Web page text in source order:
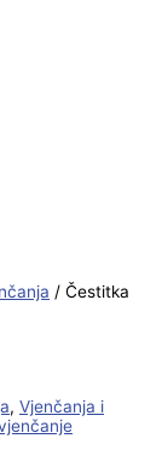
/ Čestitka
, Vjenčanja i